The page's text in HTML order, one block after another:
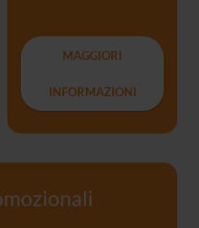
MAGGIORI
INFORMAZIONI